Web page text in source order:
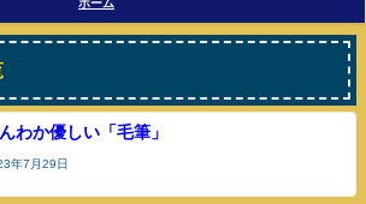
わか優しい「毛筆」
年7月29日